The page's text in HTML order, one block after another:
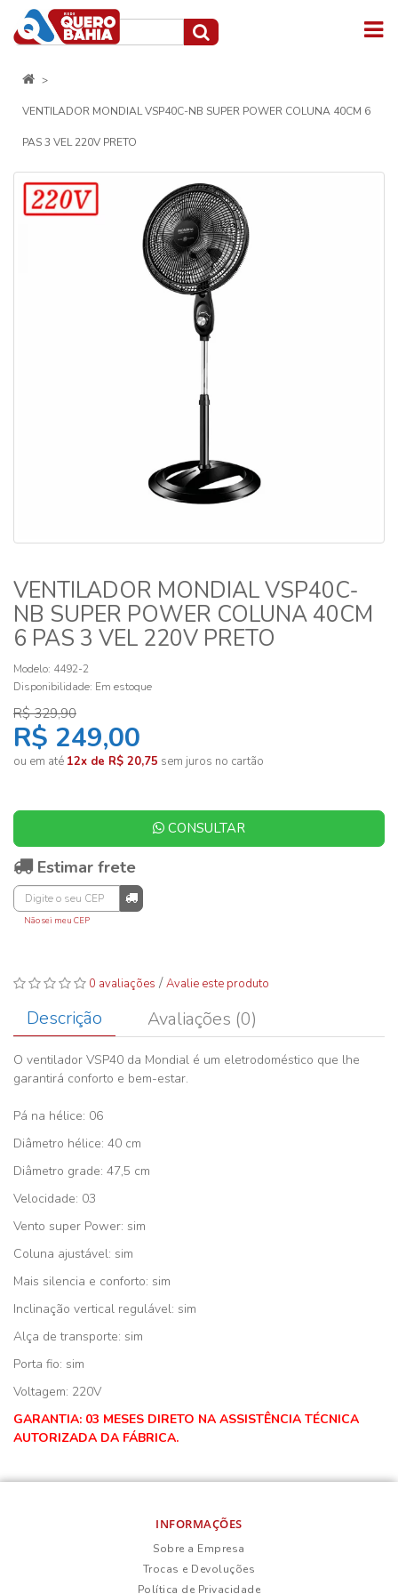
VENTILADOR MONDIAL VSP40C-NB SUPER POWER COLUNA 40CM 6
PAS 3 VEL 220V PRETO
VENTILADOR MONDIAL VSP40C-
NB SUPER POWER COLUNA 40CM
6 PAS 3 VEL 220V PRETO
Modelo: 4492-2
Disponibilidade: Em estoque
R$ 329,90
R$ 249,00
ou em até 12x de R$ 20,75 sem juros no cartão
CONSULTAR
Estimar frete
Não sei meu CEP
0 avaliações /Avalie este produto
Descrição Avaliações (0)
O ventilador VSP40 da Mondial é um eletrodoméstico que lhe
garantirá conforto e bem-estar.
Pá na hélice: 06
Diâmetro hélice: 40 cm
Diâmetro grade: 47,5 cm
Velocidade: 03
Vento super Power: sim
Coluna ajustável: sim
Mais silencia e conforto: sim
Inclinação vertical regulável: sim
Alça de transporte: sim
Porta fio: sim
Voltagem: 220V
GARANTIA: 03 MESES DIRETO NA ASSISTÊNCIA TÉCNICA
AUTORIZADA DA FÁBRICA.
INFORMAÇÕES
Sobre a Empresa
Trocas e Devoluções
Política de Privacidade